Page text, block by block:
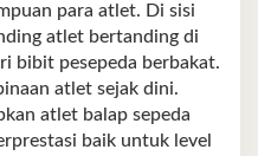
para atlet. Di sisi
atlet bertanding di
bibit pesepeda berbakat.
atlet sejak dini.
atlet balap sepeda
baik untuk level